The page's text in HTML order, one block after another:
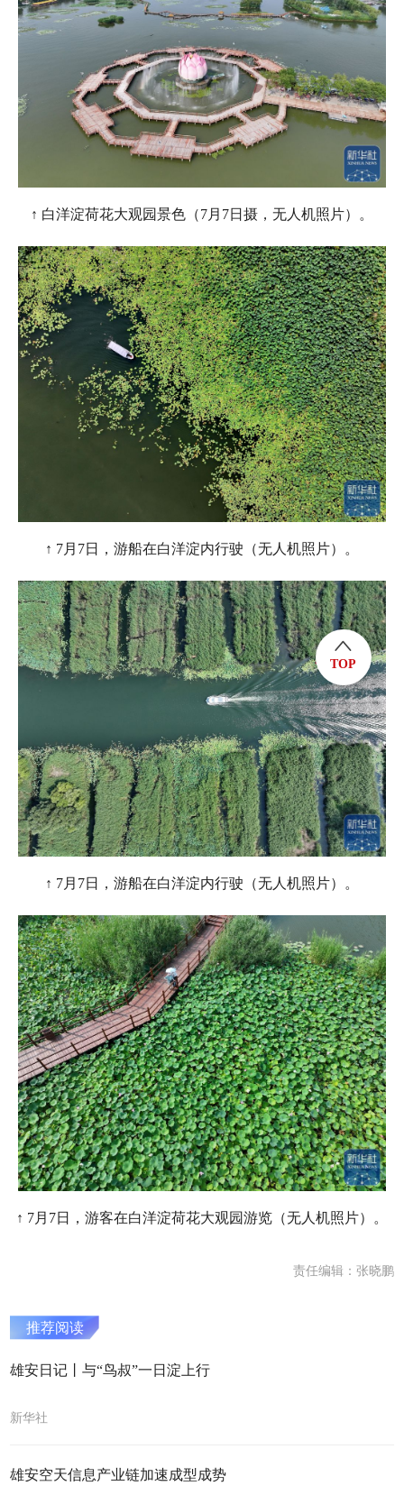
↑ 白洋淀荷花大观园景色（7月7日摄，无人机照片）。
↑ 7月7日，游船在白洋淀内行驶（无人机照片）。
↑ 7月7日，游船在白洋淀内行驶（无人机照片）。
↑ 7月7日，游客在白洋淀荷花大观园游览（无人机照片）。
责任编辑：张晓鹏
推荐阅读
雄安日记丨与“鸟叔”一日淀上行
新华社
雄安空天信息产业链加速成型成势
TOP